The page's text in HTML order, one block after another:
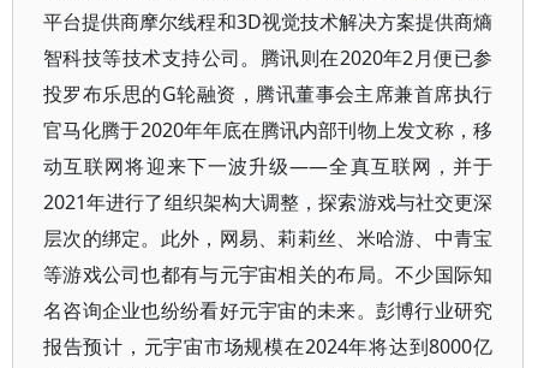
平台提供商摩尔线程和3D视觉技术解决方案提供商熵
智科技等技术支持公司。腾讯则在2020年2月便已参
投罗布乐思的G轮融资，腾讯董事会主席兼首席执行
官马化腾于2020年年底在腾讯内部刊物上发文称，移
动互联网将迎来下一波升级——全真互联网，并于
2021年进行了组织架构大调整，探索游戏与社交更深
层次的绑定。此外，网易、莉莉丝、米哈游、中青宝
等游戏公司也都有与元宇宙相关的布局。不少国际知
名咨询企业也纷纷看好元宇宙的未来。彭博行业研究
报告预计，元宇宙市场规模在2024年将达到8000亿